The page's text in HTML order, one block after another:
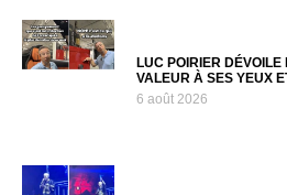
LUC POIRIER DÉVOILE
VALEUR À SES YEUX
6 août 2026